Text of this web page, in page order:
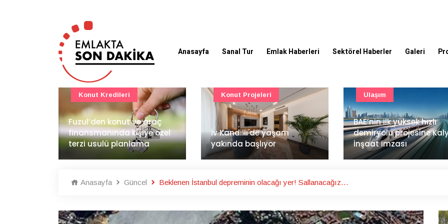
Anasayfa Sanal Tur Emlak Haberleri Sektörel Haberler Galeri
İv Kandilli'de yaşam
yakında başlıyor
Konut Projeleri
BAE’nin ilk yüksek hızlı
demiryolu projesine Kalyon
İnşaat imzası
Ulaşım
Mimarlık ve mühendislik
projeleri e-PYS ile dijital
ortama taşınacak
Güncel
Anasayfa Güncel Beklenen İstanbul depreminin olacağı yer! Sallanacağız…